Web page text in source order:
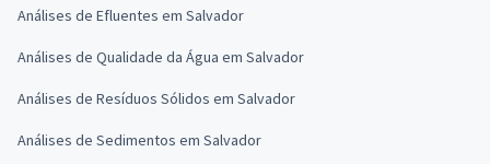
Análises de Efluentes em Salvador
Análises de Qualidade da Água em Salvador
Análises de Resíduos Sólidos em Salvador
Análises de Sedimentos em Salvador